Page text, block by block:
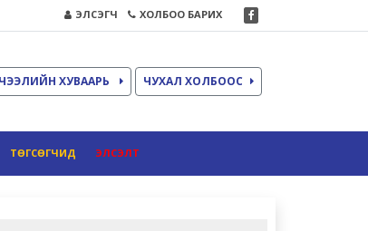
ЭЛСЭГЧ ХОЛБОО БАРИХ
ХУВААРЬ ЧУХАЛ ХОЛБООС
ТӨГСӨГЧИД ЭЛСЭЛТ